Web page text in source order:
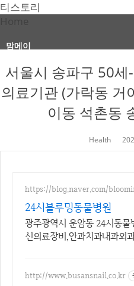
티스토리
맘메이
서울시 송파구 50
의료기관 (가락동 거
이동 석촌동
Health
https://blog.naver.com/
24시블루밍동물병원
광주광역시 운암동 24시동
신의료장비,안과치과내과외
http://www.busansnail.co.kr